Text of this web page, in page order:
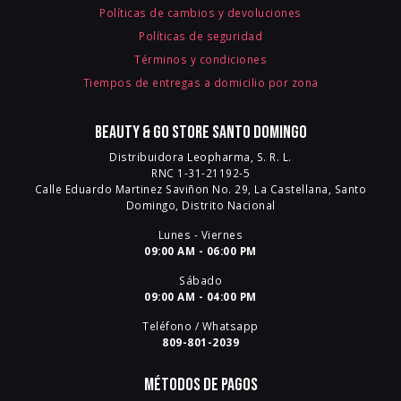
Políticas de cambios y devoluciones
Políticas de seguridad
Términos y condiciones
Tiempos de entregas a domicilio por zona
Beauty & Go Store Santo Domingo
Distribuidora Leopharma, S. R. L.
RNC 1-31-21192-5
Calle Eduardo Martinez Saviñon No. 29, La Castellana, Santo
Domingo, Distrito Nacional
Lunes - Viernes
09:00 AM - 06:00 PM
Sábado
09:00 AM - 04:00 PM
Teléfono / Whatsapp
809-801-2039
Métodos de pagos